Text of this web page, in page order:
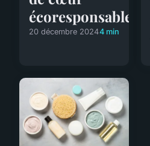
écoresponsables
20 décembre 20244 min